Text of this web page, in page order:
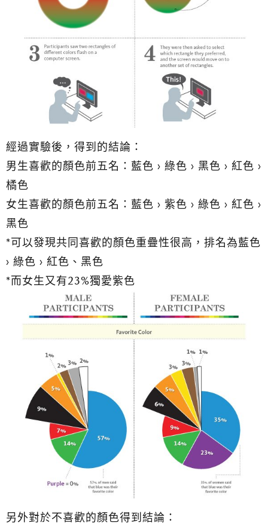
經過實驗後，得到的結論：
男生喜歡的顏色前五名：藍色 > 綠色 > 黑色 > 紅色 >
橘色
女生喜歡的顏色前五名：藍色 > 紫色 > 綠色 > 紅色 >
黑色
*可以發現共同喜歡的顏色重疊性很高，排名為藍色
> 綠色 > 紅色、黑色
*而女生又有23%獨愛紫色
另外對於不喜歡的顏色得到結論：